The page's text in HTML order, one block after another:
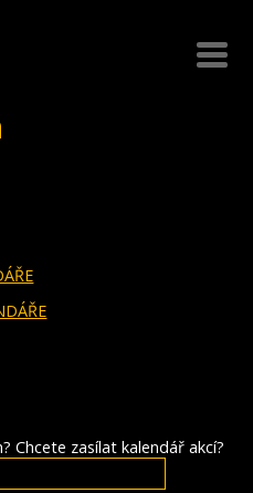
Chcete zasílat kalendář akcí?